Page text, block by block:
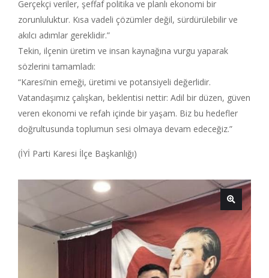
Gerçekçi veriler, şeffaf politika ve planlı ekonomi bir
zorunluluktur. Kısa vadeli çözümler değil, sürdürülebilir ve
akılcı adımlar gereklidir.”
Tekin, ilçenin üretim ve insan kaynağına vurgu yaparak
sözlerini tamamladı:
“Karesi’nin emeği, üretimi ve potansiyeli değerlidir.
Vatandaşımız çalışkan, beklentisi nettir: Adil bir düzen, güven
veren ekonomi ve refah içinde bir yaşam. Biz bu hedefler
doğrultusunda toplumun sesi olmaya devam edeceğiz.”
(İYİ Parti Karesi İlçe Başkanlığı)